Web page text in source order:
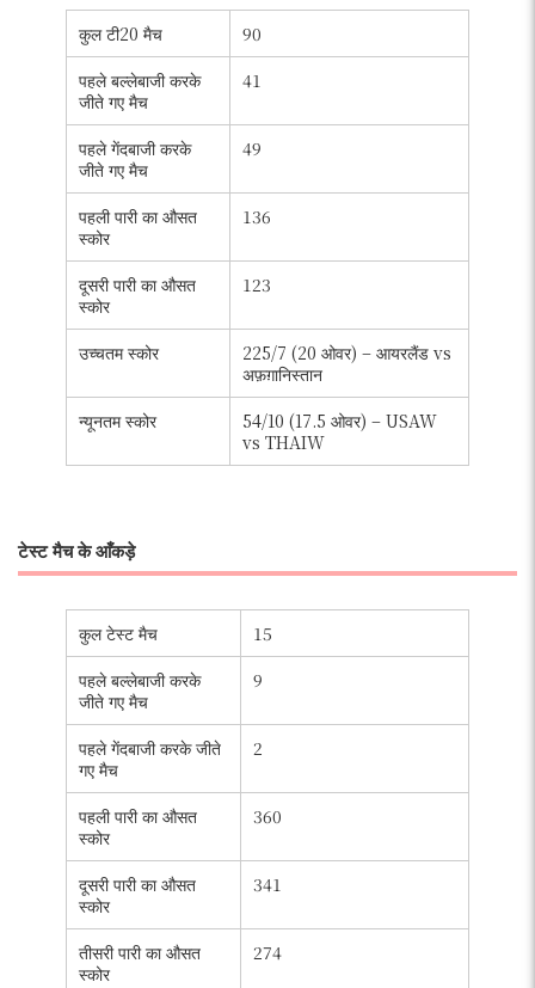
कुल टी20 मैच
90
पहले बल्लेबाजी करके
जीते गए मैच
41
पहले गेंदबाजी करके
जीते गए मैच
49
पहली पारी का औसत
स्कोर
136
दूसरी पारी का औसत
स्कोर
123
उच्चतम स्कोर
225/7 (20 ओवर) – आयरलैंड vs
अफ़ग़ानिस्तान
न्यूनतम स्कोर
54/10 (17.5 ओवर) – USAW
vs THAIW
टेस्ट मैच के आँकड़े
कुल टेस्ट मैच
15
पहले बल्लेबाजी करके
जीते गए मैच
9
पहले गेंदबाजी करके जीते
गए मैच
2
पहली पारी का औसत
स्कोर
360
दूसरी पारी का औसत
स्कोर
341
तीसरी पारी का औसत
स्कोर
274